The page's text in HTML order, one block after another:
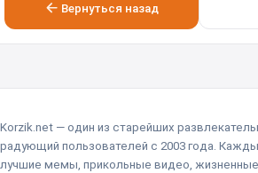
Вернуться назад
Korzik.net — один из старейших
радующий пользователей с 2003 года.
лучшие мемы, прикольные видео,